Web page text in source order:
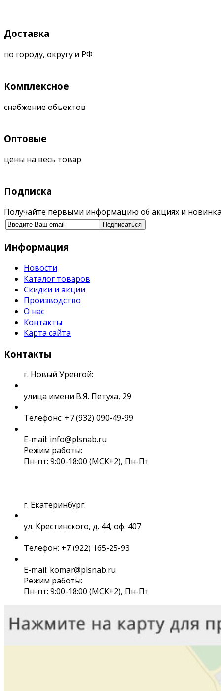
Доставка
по городу, округу и РФ
Комплексное
снабжение объектов
Оптовые
цены на весь товар
Подписка
Получайте первыми информацию об акциях и
Информация
Новости
Каталог товаров
Скидки и акции
Производство
О нас
Контакты
Карта сайта
Контакты
г. Новый Уренгой:
улица имени В.Я. Петуха, 29
Телефонс: +7 (932) 090-49-99
E-mail: info@plsnab.ru
Режим работы:
Пн-пт: 9:00-18:00 (МСК+2), Пн-Пт
г. Екатеринбург:
ул. Крестинского, д. 44, оф. 407
Телефон: +7 (922) 165-25-93
E-mail: komar@plsnab.ru
Режим работы:
Пн-пт: 9:00-18:00 (МСК+2), Пн-Пт